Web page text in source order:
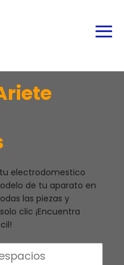
electrodomestico
de tu aparato en
las piezas y
clic ¡Encuentra